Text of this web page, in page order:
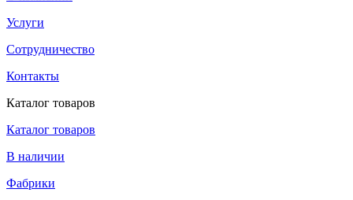
Услуги
Сотрудничество
Контакты
Каталог товаров
Каталог товаров
В наличии
Фабрики